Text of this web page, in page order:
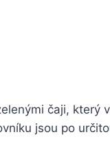
čaji,
jsou po